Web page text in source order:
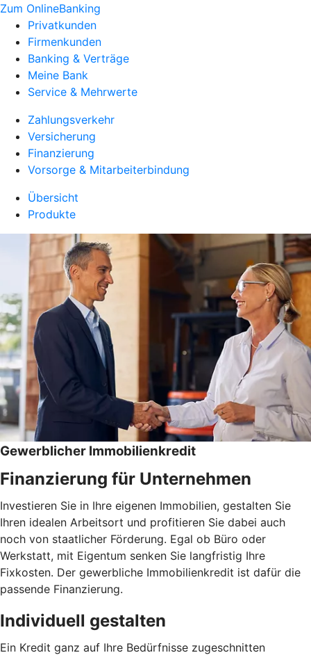
Zum OnlineBanking
Privatkunden
Firmenkunden
Banking & Verträge
Meine Bank
Service & Mehrwerte
Zahlungsverkehr
Versicherung
Finanzierung
Vorsorge & Mitarbeiterbindung
Übersicht
Produkte
Gewerblicher Immobilienkredit
Finanzierung für Unternehmen
Investieren Sie in Ihre eigenen Immobilien, gestalten Sie
Ihren idealen Arbeitsort und profitieren Sie dabei auch
noch von staatlicher Förderung. Egal ob Büro oder
Werkstatt, mit Eigentum senken Sie langfristig Ihre
Fixkosten. Der gewerbliche Immobilienkredit ist dafür die
passende Finanzierung.
Individuell gestalten
Ein Kredit ganz auf Ihre Bedürfnisse zugeschnitten